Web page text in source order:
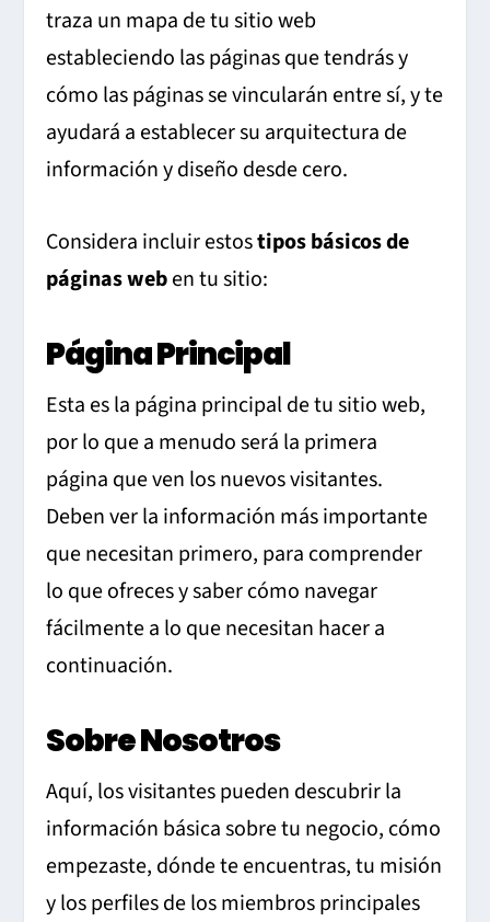
traza un mapa de tu sitio web
estableciendo las páginas que tendrás y
cómo las páginas se vincularán entre sí, y te
ayudará a establecer su arquitectura de
información y diseño desde cero.
Considera incluir estostipos básicos de
páginas weben tu sitio:
Página Principal
Esta es la página principal de tu sitio web,
por lo que a menudo será la primera
página que ven los nuevos visitantes.
Deben ver la información más importante
que necesitan primero, para comprender
lo que ofreces y saber cómo navegar
fácilmente a lo que necesitan hacer a
continuación.
Sobre Nosotros
Aquí, los visitantes pueden descubrir la
información básica sobre tu negocio, cómo
empezaste, dónde te encuentras, tu misión
y los perfiles de los miembros principales